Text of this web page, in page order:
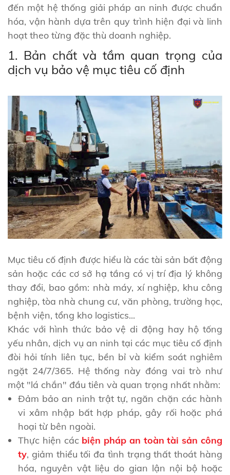
đến một hệ thống giải pháp an ninh được chuẩn
hóa, vận hành dựa trên quy trình hiện đại và linh
hoạt theo từng đặc thù doanh nghiệp.
1. Bản chất và tầm quan trọng của
dịch vụ bảo vệ mục tiêu cố định
Mục tiêu cố định được hiểu là các tài sản bất động
sản hoặc các cơ sở hạ tầng có vị trí địa lý không
thay đổi, bao gồm: nhà máy, xí nghiệp, khu công
nghiệp, tòa nhà chung cư, văn phòng, trường học,
bệnh viện, tổng kho logistics...
Khác với hình thức bảo vệ di động hay hộ tống
yếu nhân, dịch vụ an ninh tại các mục tiêu cố định
đòi hỏi tính liên tục, bền bỉ và kiểm soát nghiêm
ngặt 24/7/365. Hệ thống này đóng vai trò như
một "lá chắn" đầu tiên và quan trọng nhất nhằm:
Đảm bảo an ninh trật tự, ngăn chặn các hành
vi xâm nhập bất hợp pháp, gây rối hoặc phá
hoại từ bên ngoài.
Thực hiện các biện pháp an toàn tài sản công
ty, giảm thiểu tối đa tình trạng thất thoát hàng
hóa, nguyên vật liệu do gian lận nội bộ hoặc